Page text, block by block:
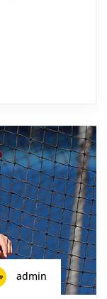
admin